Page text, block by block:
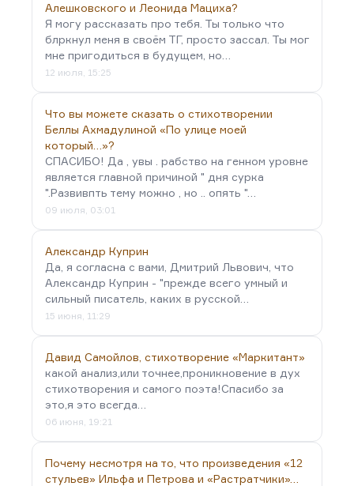
Алешковского и Леонида Мациха?
Я могу рассказать про тебя. Ты только что
блркнул меня в своём ТГ, просто зассал. Ты мог
мне пригодиться в будущем, но…
12 июля, 15:25
Что вы можете сказать о стихотворении
Беллы Ахмадулиной «По улице моей
который…»?
СПАСИБО! Да , увы . рабство на генном уровне
является главной причиной " дня сурка
".Развивпть тему можно , но .. опять "…
09 июля, 03:01
Александр Куприн
Да, я согласна с вами, Дмитрий Львович, что
Александр Куприн - "прежде всего умный и
сильный писатель, каких в русской…
15 июня, 11:29
Давид Самойлов, стихотворение «Маркитант»
какой анализ,или точнее,проникновение в дух
стихотворения и самого поэта!Спасибо за
это,я это всегда…
06 июня, 19:21
Почему несмотря на то, что произведения «12
стульев» Ильфа и Петрова и «Растратчики»…